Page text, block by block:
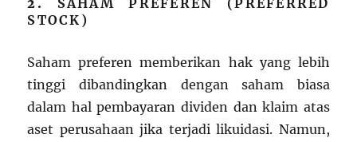
STOCK)
Saham preferen memberikan hak yang lebih
tinggi dibandingkan dengan saham biasa
dalam hal pembayaran dividen dan klaim atas
aset perusahaan jika terjadi likuidasi. Namun,